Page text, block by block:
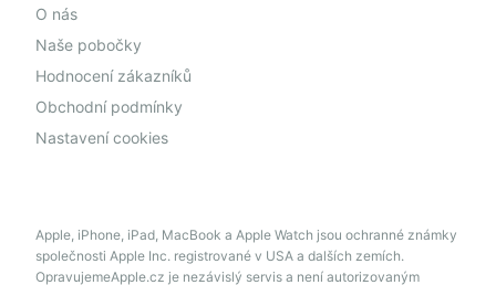
O nás
Naše pobočky
Hodnocení zákazníků
Obchodní podmínky
Nastavení cookies
Apple, iPhone, iPad, MacBook a Apple Watch jsou ochranné známky
společnosti Apple Inc. registrované v USA a dalších zemích.
OpravujemeApple.cz je nezávislý servis a není autorizovaným